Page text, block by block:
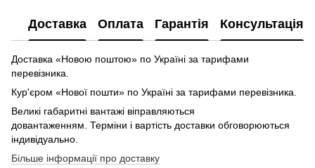
Доставка Оплата Гарантія Консультація
Доставка «Новою поштою» по Україні за тарифами
перевізника.
Кур'єром «Нової пошти» по Україні за тарифами перевізника.
Великі габаритні вантажі віправляються
довантаженням. Терміни і вартість доставки обговорюються
індивідуально.
Більше інформації про доставку